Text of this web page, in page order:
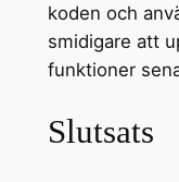
koden och
smidigare att
funktioner
Slutsats